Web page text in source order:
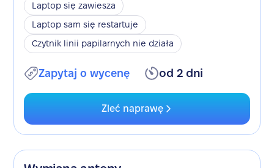
Laptop się zawiesza
Laptop sam się restartuje
Czytnik linii papilarnych nie działa
Zapytaj o wycenę od 2 dni
Zleć naprawę